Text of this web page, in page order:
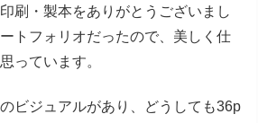
刷・製本をありがとうございまし
トフォリオだったので、美しく仕
っています。
ビジュアルがあり、どうしても36p